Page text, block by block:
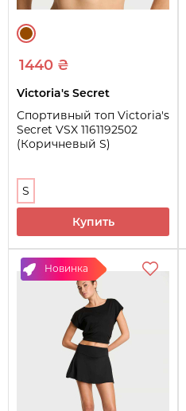
1440 ₴
Victoria's Secret
Спортивный топ Victoria's
Secret VSX 1161192502
(Коричневый S)
S
Купить
Новинка